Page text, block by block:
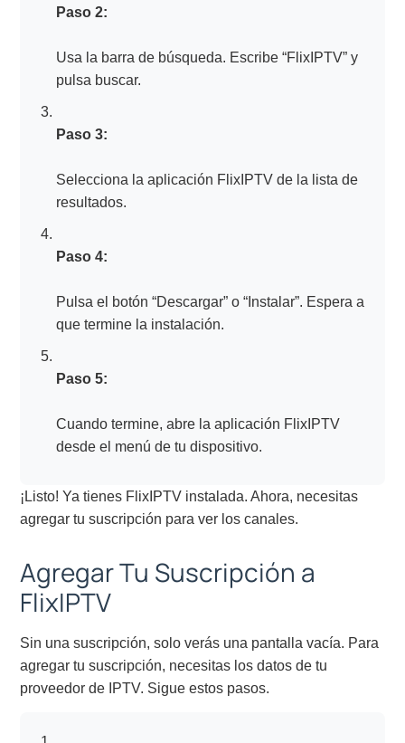
Paso 2:
Usa la barra de búsqueda. Escribe “FlixIPTV” y
pulsa buscar.
Paso 3:
Selecciona la aplicación FlixIPTV de la lista de
resultados.
Paso 4:
Pulsa el botón “Descargar” o “Instalar”. Espera a
que termine la instalación.
Paso 5:
Cuando termine, abre la aplicación FlixIPTV
desde el menú de tu dispositivo.
¡Listo! Ya tienes FlixIPTV instalada. Ahora, necesitas
agregar tu suscripción para ver los canales.
Agregar Tu Suscripción a
FlixIPTV
Sin una suscripción, solo verás una pantalla vacía. Para
agregar tu suscripción, necesitas los datos de tu
proveedor de IPTV. Sigue estos pasos.